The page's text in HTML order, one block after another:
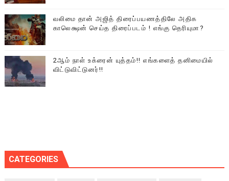
வலிமை தான் அஜித் திரைப்பயணத்திலே அதிக
காலெக்ஷன் செய்த திரைப்படம் ! எங்கு தெரியுமா?
2ஆம் நாள் உக்ரைன் யுத்தம்!! எங்களைத் தனிமையில்
விட்டுவிட்டுனர்!!
CATEGORIES